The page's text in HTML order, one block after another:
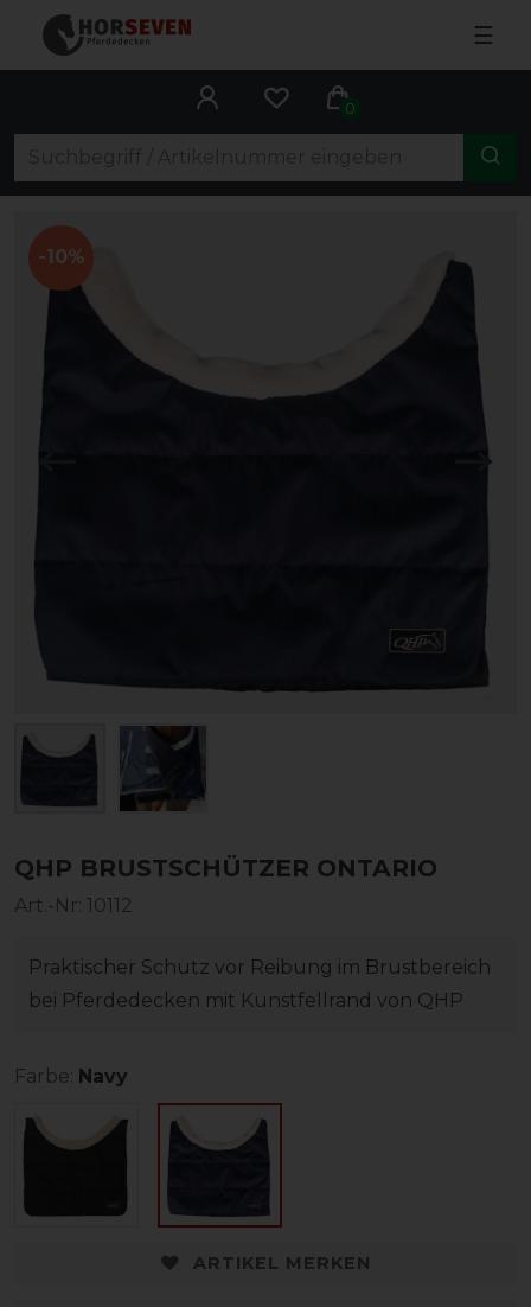
☰
0
-10%
QHP BRUSTSCHÜTZER ONTARIO
Art.-Nr: 10112
Praktischer Schutz vor Reibung im Brustbereich
bei Pferdedecken mit Kunstfellrand von QHP
Farbe: Navy
ARTIKEL MERKEN